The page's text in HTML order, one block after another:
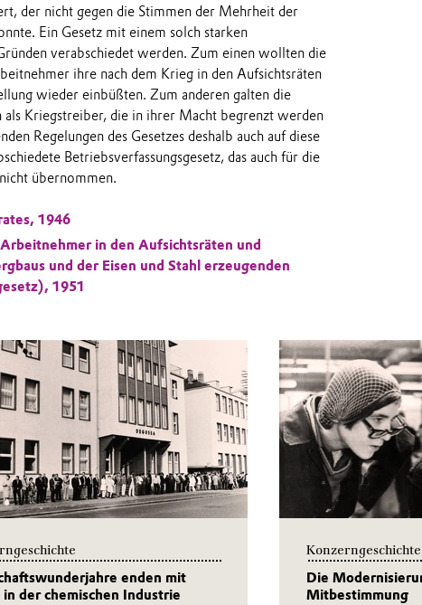
der nicht gegen die Stimmen der Mehrheit der
Ein Gesetz mit einem solch starken
verabschiedet werden. Zum einen wollten die
ihre nach dem Krieg in den Aufsichtsräten
wieder einbüßten. Zum anderen galten die
Kriegstreiber, die in ihrer Macht begrenzt werden
Regelungen des Gesetzes deshalb auch auf diese
Betriebsverfassungsgesetz, das auch für die
übernommen.
1946
in den Aufsichtsräten und
und der Eisen und Stahl erzeugenden
1951
enden mit
der chemischen Industrie
Konzerngeschichte
Die
Mitbestimmung